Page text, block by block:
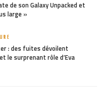
de son Galaxy Unpacked et
large »
: des fuites dévoilent
le surprenant rôle d’Eva